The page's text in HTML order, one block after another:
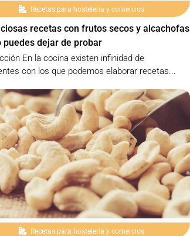
Recetas para hosteleria y comercios
recetas con frutos secos y alcachofas
puedes dejar de probar
En la cocina existen infinidad de
con los que podemos elaborar recetas...
Recetas para hosteleria y comercios